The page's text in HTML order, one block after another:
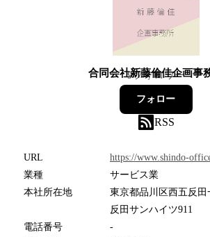
合同会社新藤倫佳企画事
9フォロワー
フォロー
RSS
URL
https://www.shindo-
業種
サービス業
本社所在地
東京都品川区西五反田
反田サンハイツ911
電話番号
-